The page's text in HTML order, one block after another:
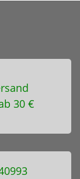
30 €